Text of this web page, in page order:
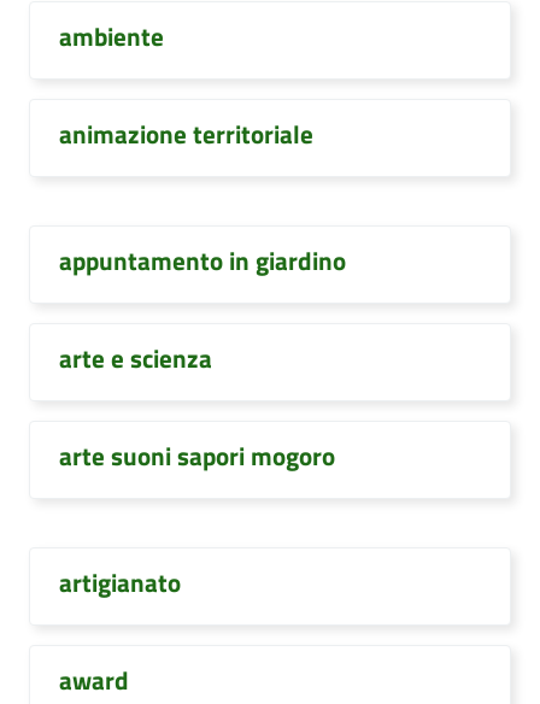
ambiente
animazione territoriale
appuntamento in giardino
arte e scienza
arte suoni sapori mogoro
artigianato
award